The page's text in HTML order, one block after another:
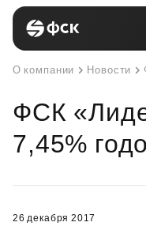
О компании Новости
ФСК
7,45%
26 декабря 2017